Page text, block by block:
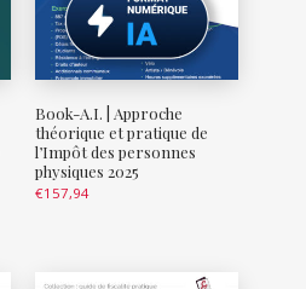
Book-A.I. | Approche
théorique et pratique de
l’Impôt des personnes
physiques 2025
€157,94